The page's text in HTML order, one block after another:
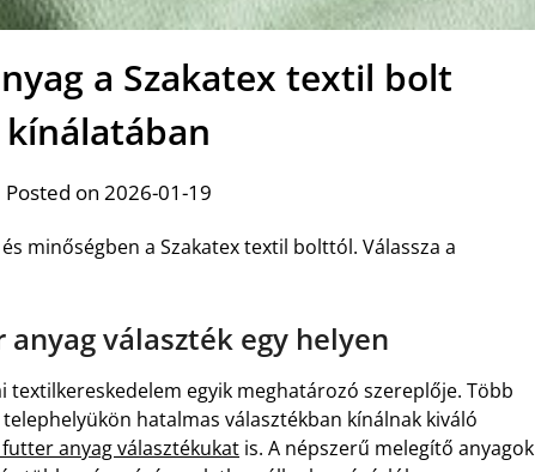
a Szakatex textil bolt
kínálatában
Posted on 2026-01-19
minőségben a Szakatex textil bolttól. Válassza a
választék egy helyen
textilkereskedelem egyik meghatározó szereplője. Több
hatalmas választékban kínálnak kiváló
anyag választékukat is. A népszerű melegítő anyagok